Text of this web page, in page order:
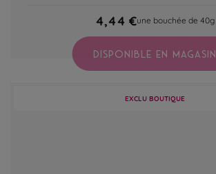
4,44 €une bouchée de 40g
DISPONIBLE EN MAGASIN
EXCLU BOUTIQUE